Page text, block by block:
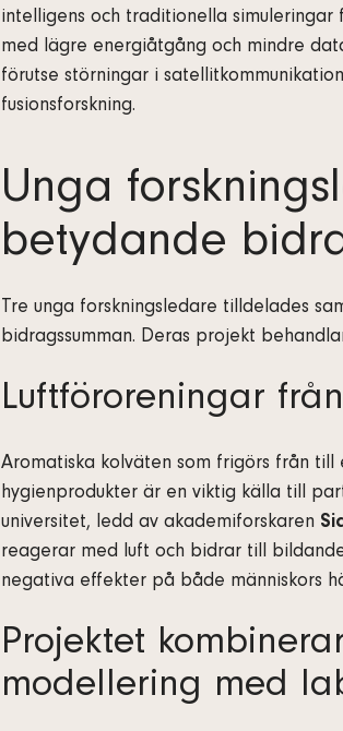
intelligens och traditionella
med lägre energiåtgång och mindre
förutse störningar i
fusionsforskning.
Unga
betydande
Tre unga forskningsledare tilldelades
bidragssumman. Deras projekt
Luftföroreningar
Aromatiska kolväten som frigörs från till
hygienprodukter är en viktig källa till
universitet, ledd av akademiforskaren
reagerar med luft och bidrar till
negativa effekter på både människors
Projektet
modellering med